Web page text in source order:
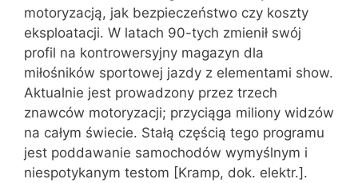
motoryzacją, jak bezpieczeństwo czy koszty
eksploatacji. W latach 90-tych zmienił swój
profil na kontrowersyjny magazyn dla
miłośników sportowej jazdy z elementami show.
Aktualnie jest prowadzony przez trzech
znawców motoryzacji; przyciąga miliony widzów
na całym świecie. Stałą częścią tego programu
jest poddawanie samochodów wymyślnym i
niespotykanym testom [Kramp, dok. elektr.].